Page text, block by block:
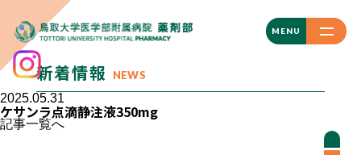
MENU
CLOSE
新着情報 NEWS
2025.05.31
ケサンラ点滴静注液350mg
記事一覧へ